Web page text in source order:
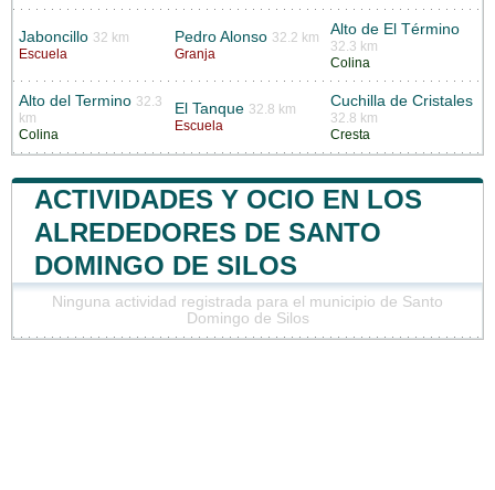
Jaboncillo 32 km
Escuela
Pedro Alonso 32.2 km
Granja
Alto de El Término
32.3 km
Colina
Alto del Termino 32.3
km
Colina
El Tanque 32.8 km
Escuela
Cuchilla de Cristales
32.8 km
Cresta
ACTIVIDADES Y OCIO EN LOS
ALREDEDORES DE SANTO
DOMINGO DE SILOS
Ninguna actividad registrada para el municipio de Santo
Domingo de Silos